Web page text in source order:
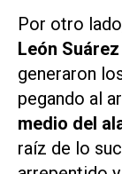
Por otro
León Suárez
generaron
pegando al
medio del
raíz de lo